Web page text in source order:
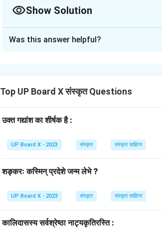
Show Solution
Download Solution in PDF
Was this answer helpful?
Top UP Board X संस्कृत Questions
उक्त गद्यांश का शीर्षक है :
UP Board X - 2023 संस्कृत संस्कृत साहित्य
शङ्करः कस्मिन् प्रदेशे जन्म लेभे ?
UP Board X - 2023 संस्कृत संस्कृत साहित्य
कालिदासस्य सर्वश्रेष्ठा नाट्यकृतिरस्ति :